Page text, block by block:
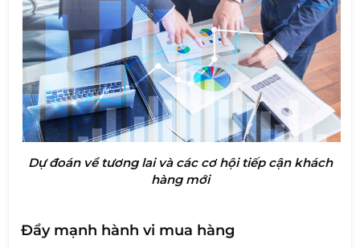
Dự đoán về tương lai và các cơ hội tiếp cận khách
hàng mới
Đẩy mạnh hành vi mua hàng